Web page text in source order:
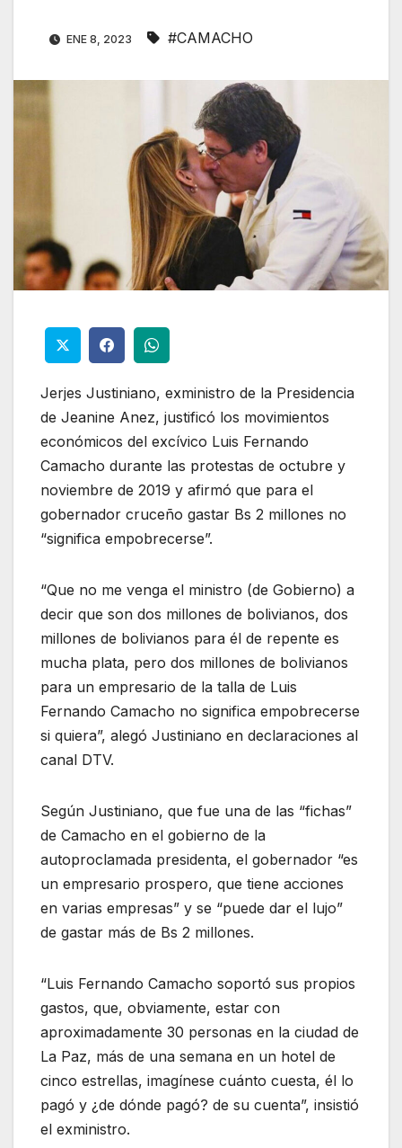
ENE 8, 2023 #CAMACHO
Jerjes Justiniano, exministro de la Presidencia
de Jeanine Anez, justificó los movimientos
económicos del excívico Luis Fernando
Camacho durante las protestas de octubre y
noviembre de 2019 y afirmó que para el
gobernador cruceño gastar Bs 2 millones no
“significa empobrecerse”.
“Que no me venga el ministro (de Gobierno) a
decir que son dos millones de bolivianos, dos
millones de bolivianos para él de repente es
mucha plata, pero dos millones de bolivianos
para un empresario de la talla de Luis
Fernando Camacho no significa empobrecerse
si quiera”, alegó Justiniano en declaraciones al
canal DTV.
Según Justiniano, que fue una de las “fichas”
de Camacho en el gobierno de la
autoproclamada presidenta, el gobernador “es
un empresario prospero, que tiene acciones
en varias empresas” y se “puede dar el lujo”
de gastar más de Bs 2 millones.
“Luis Fernando Camacho soportó sus propios
gastos, que, obviamente, estar con
aproximadamente 30 personas en la ciudad de
La Paz, más de una semana en un hotel de
cinco estrellas, imagínese cuánto cuesta, él lo
pagó y ¿de dónde pagó? de su cuenta”, insistió
el exministro.